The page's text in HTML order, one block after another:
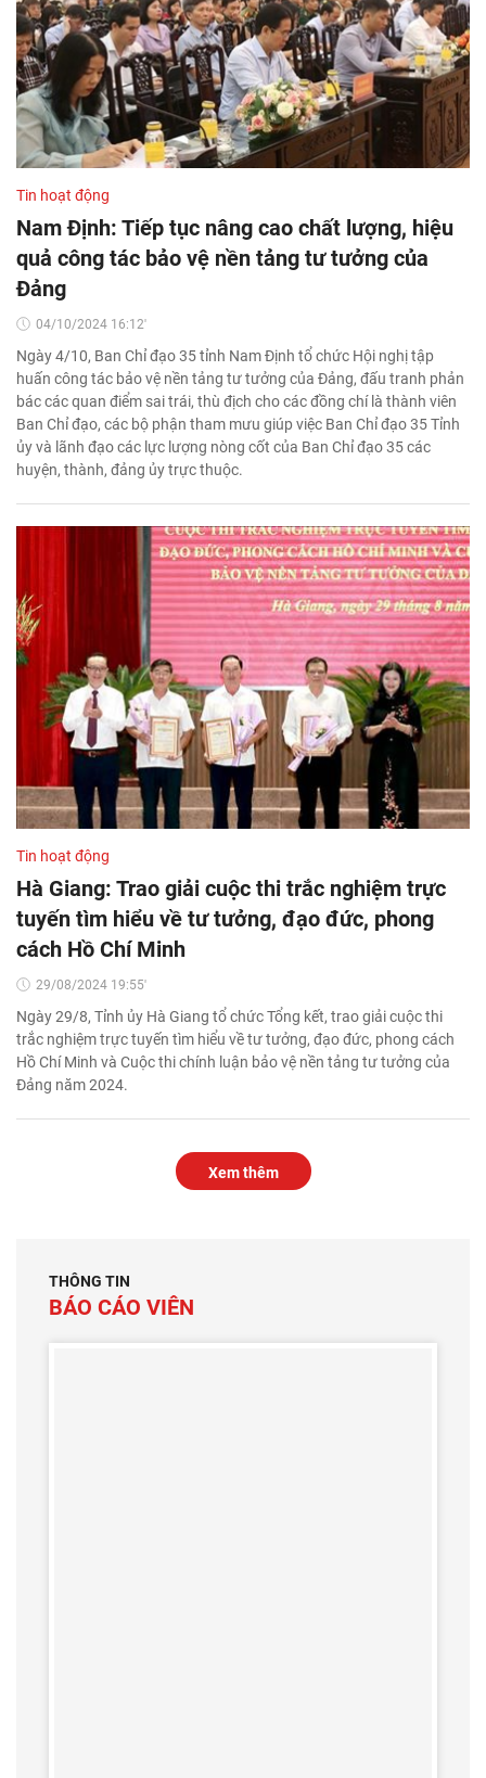
Tin hoạt động
Nam Định: Tiếp tục nâng cao chất lượng, hiệu
quả công tác bảo vệ nền tảng tư tưởng của
Đảng
04/10/2024 16:12'
Ngày 4/10, Ban Chỉ đạo 35 tỉnh Nam Định tổ chức Hội nghị tập
huấn công tác bảo vệ nền tảng tư tưởng của Đảng, đấu tranh phản
bác các quan điểm sai trái, thù địch cho các đồng chí là thành viên
Ban Chỉ đạo, các bộ phận tham mưu giúp việc Ban Chỉ đạo 35 Tỉnh
ủy và lãnh đạo các lực lượng nòng cốt của Ban Chỉ đạo 35 các
huyện, thành, đảng ủy trực thuộc.
Tin hoạt động
Hà Giang: Trao giải cuộc thi trắc nghiệm trực
tuyến tìm hiểu về tư tưởng, đạo đức, phong
cách Hồ Chí Minh
29/08/2024 19:55'
Ngày 29/8, Tỉnh ủy Hà Giang tổ chức Tổng kết, trao giải cuộc thi
trắc nghiệm trực tuyến tìm hiểu về tư tưởng, đạo đức, phong cách
Hồ Chí Minh và Cuộc thi chính luận bảo vệ nền tảng tư tưởng của
Đảng năm 2024.
Xem thêm
THÔNG TIN
BÁO CÁO VIÊN